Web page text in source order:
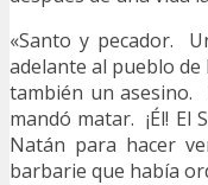
«Santo y pecador.
adelante al pueblo
también un asesino.
mandó matar. ¡Él!
Natán para hacer
barbarie que había